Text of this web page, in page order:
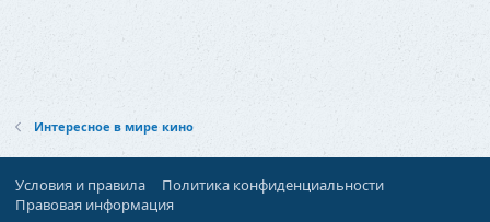
Интересное в мире кино
Условия и правила
Политика конфиденциальности
Правовая информация